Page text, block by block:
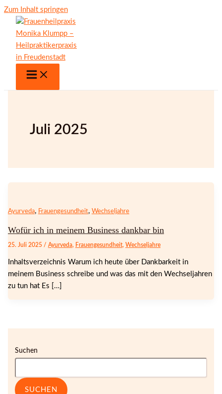
Zum Inhalt springen
Juli 2025
Ayurveda, Frauengesundheit, Wechseljahre
Wofür ich in meinem Business dankbar bin
25. Juli 2025 / Ayurveda, Frauengesundheit, Wechseljahre
Inhaltsverzeichnis Warum ich heute über Dankbarkeit in
meinem Business schreibe und was das mit den Wechseljahren
zu tun hat Es […]
Suchen
SUCHEN